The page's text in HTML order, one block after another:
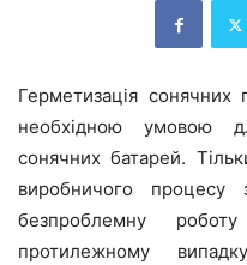
Герметизація
необхідною умовою
сонячних батарей.
виробничого процесу
безпроблемну
протилежному